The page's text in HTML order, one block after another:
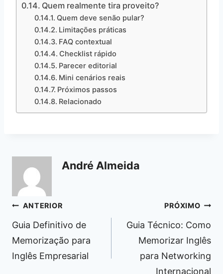
Quem realmente tira proveito?
Quem deve senão pular?
Limitações práticas
FAQ contextual
Checklist rápido
Parecer editorial
Mini cenários reais
Próximos passos
Relacionado
André Almeida
Navegação
de
Post
ANTERIOR
Guia Definitivo de
Memorização para
Inglês Empresarial
PRÓXIMO
Guia Técnico: Como
Memorizar Inglês
para Networking
Internacional